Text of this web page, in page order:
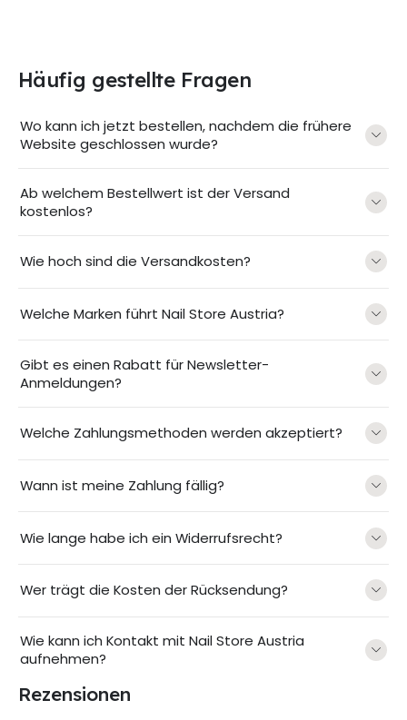
Häufig gestellte Fragen
Wo kann ich jetzt bestellen, nachdem die frühere
Website geschlossen wurde?
Ab welchem Bestellwert ist der Versand
kostenlos?
Wie hoch sind die Versandkosten?
Welche Marken führt Nail Store Austria?
Gibt es einen Rabatt für Newsletter-
Anmeldungen?
Welche Zahlungsmethoden werden akzeptiert?
Wann ist meine Zahlung fällig?
Wie lange habe ich ein Widerrufsrecht?
Wer trägt die Kosten der Rücksendung?
Wie kann ich Kontakt mit Nail Store Austria
aufnehmen?
Rezensionen